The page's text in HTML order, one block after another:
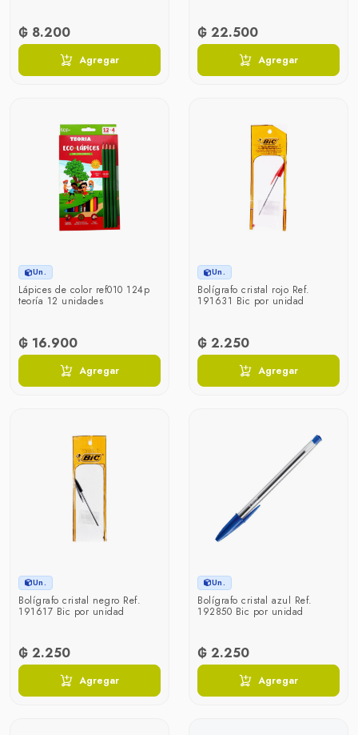
₲ 8.200
Agregar
₲ 22.500
Agregar
Un.
Lápices de color ref010 124p
teoría 12 unidades
₲ 16.900
Agregar
Un.
Bolígrafo cristal rojo Ref.
191631 Bic por unidad
₲ 2.250
Agregar
Un.
Bolígrafo cristal negro Ref.
191617 Bic por unidad
₲ 2.250
Agregar
Un.
Bolígrafo cristal azul Ref.
192850 Bic por unidad
₲ 2.250
Agregar